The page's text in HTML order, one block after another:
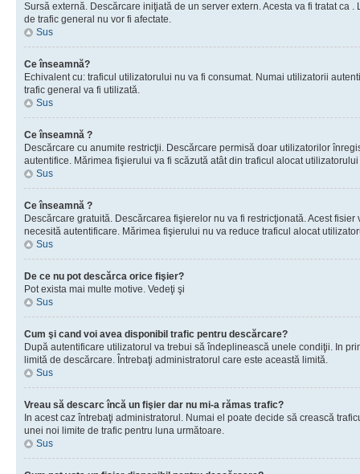
Sursă externă. Descărcare iniţiată de un server extern. Acesta va fi tratat ca
de trafic general nu vor fi afectate.
Sus
Ce înseamnă?
Echivalent cu: traficul utilizatorului nu va fi consumat. Numai utilizatorii
trafic general va fi utilizată.
Sus
Ce înseamnă ?
Descărcare cu anumite restricţii. Descărcare permisă doar utilizatorilor
autentifice. Mărimea fişierului va fi scăzută atât din traficul alocat
Sus
Ce înseamnă ?
Descărcare gratuită. Descărcarea fişierelor nu va fi restricţionată. Acest
necesită autentificare. Mărimea fişierului nu va reduce traficul alocat
Sus
De ce nu pot descărca orice fişier?
Pot exista mai multe motive. Vedeţi şi
Sus
Cum şi cand voi avea disponibil trafic pentru descărcare?
După autentificare utilizatorul va trebui să îndeplinească unele condiţii. In
limită de descărcare. Întrebaţi administratorul care este această limită.
Sus
Vreau să descarc încă un fişier dar nu mi-a rămas trafic?
In acest caz întrebaţi administratorul. Numai el poate decide să crească
unei noi limite de trafic pentru luna următoare.
Sus